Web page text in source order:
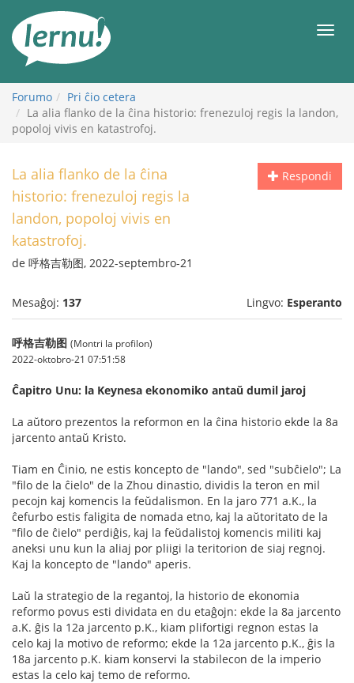
enhavo
Forumo
Pri ĉio cetera
La alia flanko de la ĉina historio: frenezuloj regis la landon,
popoloj vivis en katastrofoj.
Respondi
La alia flanko de la ĉina
historio: frenezuloj regis la
landon, popoloj vivis en
katastrofoj.
de 呼格吉勒图, 2022-septembro-21
Mesaĝoj: 137 Lingvo: Esperanto
呼格吉勒图 (Montri la profilon)
2022-oktobro-21 07:51:58
Ĉapitro Unu: la Keynesa ekonomiko antaŭ dumil jaroj
La aŭtoro prezentos la reformon en la ĉina historio ekde la 8a
jarcento antaŭ Kristo.
Tiam en Ĉinio, ne estis koncepto de "lando", sed "subĉielo"; La
"filo de la ĉielo" de la Zhou dinastio, dividis la teron en mil
pecojn kaj komencis la feŭdalismon. En la jaro 771 a.K., la
ĉefurbo estis faligita de nomada etno, kaj la aŭtoritato de la
"filo de ĉielo" perdiĝis, kaj la feŭdalistoj komencis militi kaj
aneksi unu kun la aliaj por pliigi la teritorion de siaj regnoj.
Kaj la koncepto de "lando" aperis.
Laŭ la strategio de la regantoj, la historio de ekonomia
reformo povus esti dividata en du etaĝojn: ekde la 8a jarcento
a.K. ĝis la 12a jarcento p.K., kiam plifortigi regnon estas la
celo kaj la motivo de reformo; ekde la 12a jarcento p.K., ĝis la
18a jarcento p.K. kiam konservi la stabilecon de la imperio
estas la celo kaj temo de reformo.